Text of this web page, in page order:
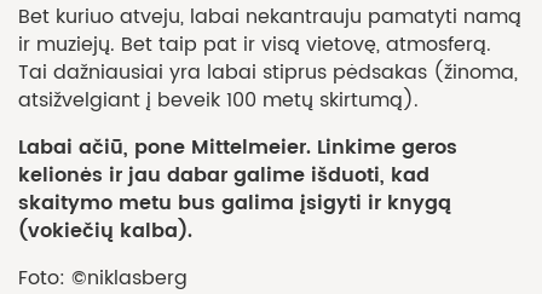
Bet kuriuo atveju, labai nekantrauju pamatyti namą
ir muziejų. Bet taip pat ir visą vietovę, atmosferą.
Tai dažniausiai yra labai stiprus pėdsakas (žinoma,
atsižvelgiant į beveik 100 metų skirtumą).
Labai ačiū, pone Mittelmeier. Linkime geros
kelionės ir jau dabar galime išduoti, kad
skaitymo metu bus galima įsigyti ir knygą
(vokiečių kalba).
Foto: ©niklasberg